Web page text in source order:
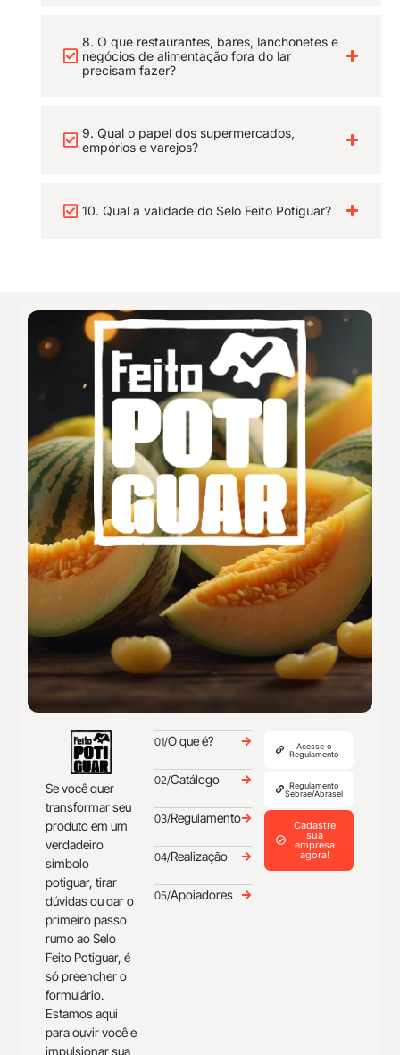
8. O que restaurantes, bares, lanchonetes e
negócios de alimentação fora do lar
precisam fazer?
9. Qual o papel dos supermercados,
empórios e varejos?
10. Qual a validade do Selo Feito Potiguar?
Se você quer
transformar seu
produto em um
verdadeiro
símbolo
potiguar, tirar
dúvidas ou dar o
primeiro passo
rumo ao Selo
Feito Potiguar, é
só preencher o
formulário.
Estamos aqui
para ouvir você e
impulsionar sua
01/O que é?
02/Catálogo
03/Regulamento
04/Realização
05/Apoiadores
Acesse o
Regulamento
Regulamento
Sebrae/Abrasel
Cadastre
sua
empresa
agora!